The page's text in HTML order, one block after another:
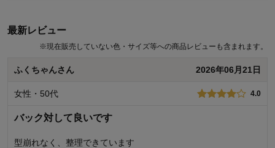
最新レビュー
※現在販売していない色・サイズ等への商品レビューも含まれます。
ふくちゃんさん 2026年06月21日
女性・50代 4.0
バック対して良いです
型崩れなく、整理できています